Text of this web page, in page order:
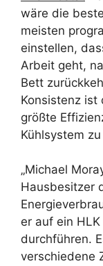
wäre die
meisten
einstellen,
Arbeit geht,
Bett
Konsistenz ist
größte
Kühlsystem
„Michael
Hausbesitzer
er auf ein
durchführen.
verschiedene